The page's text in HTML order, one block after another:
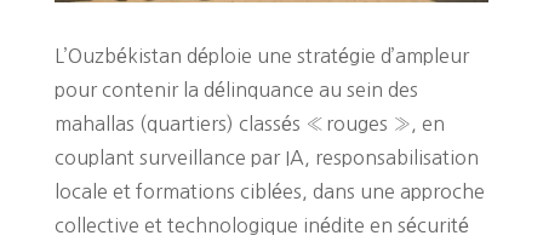
L’Ouzbékistan déploie une stratégie d’ampleur
pour contenir la délinquance au sein des
mahallas (quartiers) classés « rouges », en
couplant surveillance par IA, responsabilisation
locale et formations ciblées, dans une approche
collective et technologique inédite en sécurité